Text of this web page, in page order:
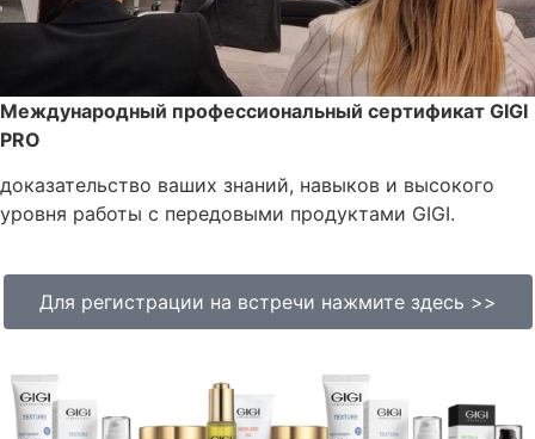
Международный профессиональный сертификат GIGI
PRO
доказательство ваших знаний, навыков и высокого
уровня работы с передовыми продуктами GIGI.
<< Для регистрации на встречи нажмите здесь